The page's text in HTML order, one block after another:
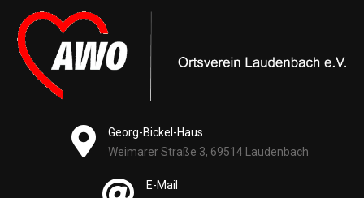
Georg-Bickel-Haus
Weimarer Straße 3, 69514 Laudenbach
E-Mail